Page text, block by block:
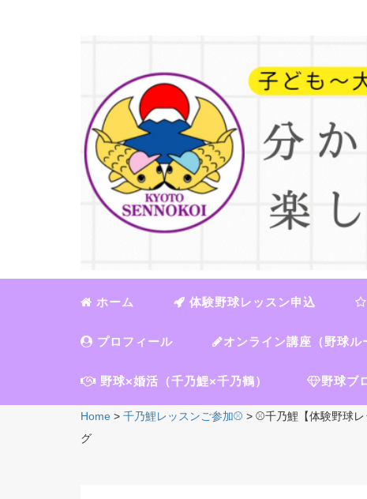
ホーム 体験野球レッスン申込
プロフィール オンライン講座（野球ル
野球×婚活（千乃鯉×千乃鶴） 野球ブ
Home > 千乃鯉レッスンご参加⚾️ > ⚾️千乃鯉【体験野球
グ